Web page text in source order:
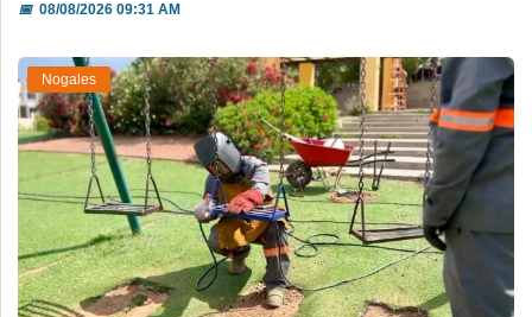
📅08/08/2026 09:31 AM
Nogales